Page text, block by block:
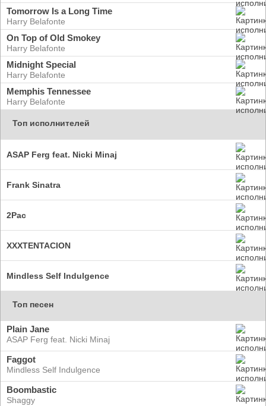
Tomorrow Is a Long Time
Harry Belafonte
On Top of Old Smokey
Harry Belafonte
Midnight Special
Harry Belafonte
Memphis Tennessee
Harry Belafonte
Топ исполнителей
ASAP Ferg feat. Nicki Minaj
Frank Sinatra
2Pac
XXXTENTACION
Mindless Self Indulgence
Топ песен
Plain Jane
ASAP Ferg feat. Nicki Minaj
Faggot
Mindless Self Indulgence
Boombastic
Shaggy